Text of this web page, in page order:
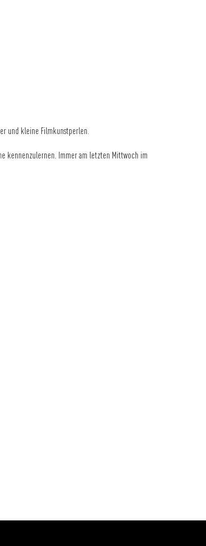
und kleine Filmkunstperlen.
kennenzulernen. Immer am letzten Mittwoch im